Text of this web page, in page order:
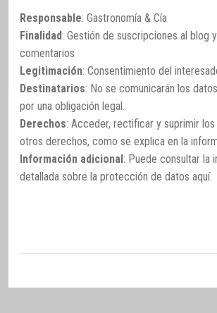
Responsable: Gastronomía & Cía
Finalidad: Gestión de suscripciones al blog
comentarios
Legitimación: Consentimiento del
Destinatarios: No se comunicarán los
por una obligación legal.
Derechos: Acceder, rectificar y suprimir
otros derechos, como se explica en la
Información adicional: Puede consultar la
detallada sobre la protección de datos aquí.